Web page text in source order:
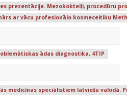
prezentācija. Mezokokteiļi, procedūru
ar vācu profesionālo kosmeceitiku
ādas diagnostika, 4TIP
medicīnas speciālistiem latviešu valodā.